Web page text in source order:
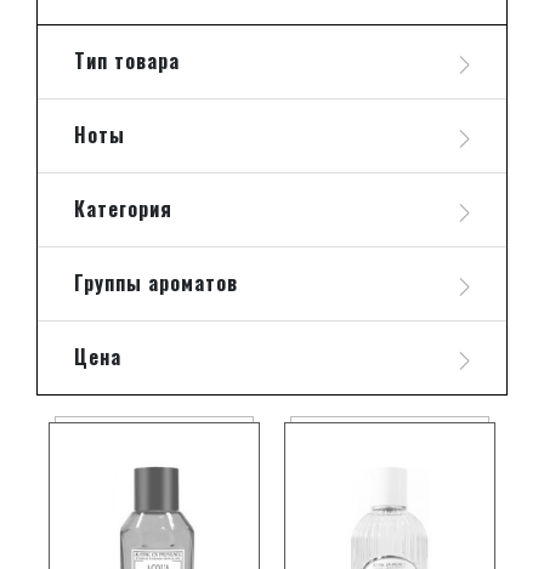
Тип товара
Ноты
Категория
Группы ароматов
Цена